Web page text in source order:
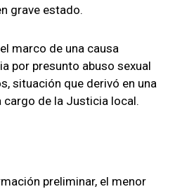
grave estado.
marco de una causa
por presunto abuso sexual
situación que derivó en una
cargo de la Justicia local.
preliminar, el menor